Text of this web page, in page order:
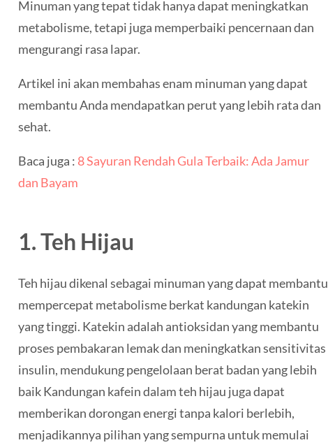
Minuman yang tepat tidak hanya dapat meningkatkan
metabolisme, tetapi juga memperbaiki pencernaan dan
mengurangi rasa lapar.
Artikel ini akan membahas enam minuman yang dapat
membantu Anda mendapatkan perut yang lebih rata dan
sehat.
Baca juga : 8 Sayuran Rendah Gula Terbaik: Ada Jamur
dan Bayam
1. Teh Hijau
Teh hijau dikenal sebagai minuman yang dapat membantu
mempercepat metabolisme berkat kandungan katekin
yang tinggi. Katekin adalah antioksidan yang membantu
proses pembakaran lemak dan meningkatkan sensitivitas
insulin, mendukung pengelolaan berat badan yang lebih
baik Kandungan kafein dalam teh hijau juga dapat
memberikan dorongan energi tanpa kalori berlebih,
menjadikannya pilihan yang sempurna untuk memulai